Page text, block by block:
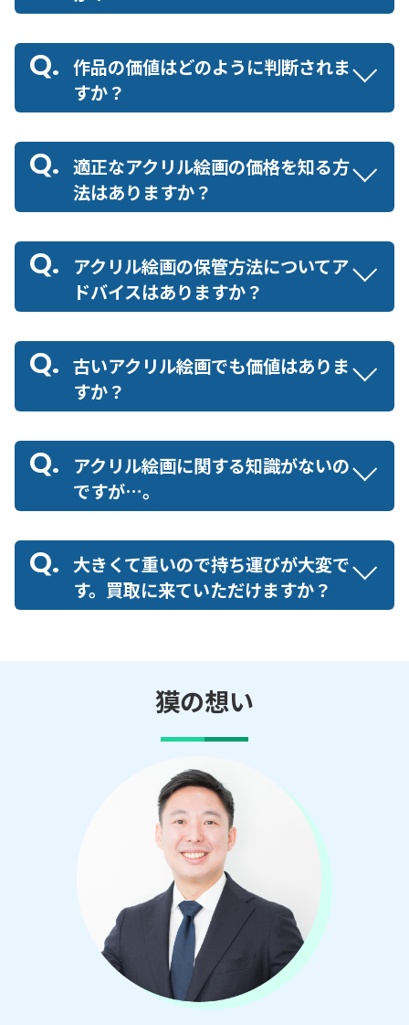
作品の価値はどのように判断されま
すか？
適正なアクリル絵画の価格を知る方
法はありますか？
アクリル絵画の保管方法についてア
ドバイスはありますか？
古いアクリル絵画でも価値はありま
すか？
アクリル絵画に関する知識がないの
ですが…。
大きくて重いので持ち運びが大変で
す。買取に来ていただけますか？
獏の想い